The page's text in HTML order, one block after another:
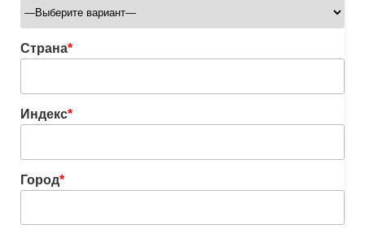
Страна*
Индекс*
Город*